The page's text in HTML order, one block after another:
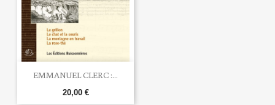
EMMANUEL CLERC :...
20,00 €